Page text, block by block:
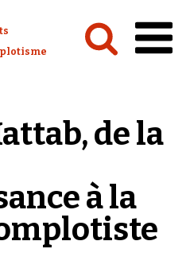
Watch :
presse
de la
à la